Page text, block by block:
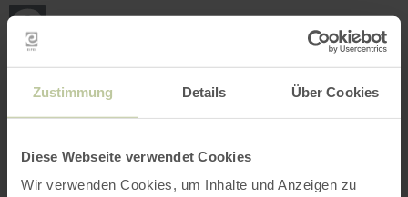
Zustimmung Details Über Cookies
Diese Webseite verwendet Cookies
Wir verwenden Cookies, um Inhalte und Anzeigen zu
Aller au contenu principal
Aller à la recherche
Aller à la navigation
Aller au pied de page
Retour
à
page
d'accueil
RECHERCHE MENU
L'offre de loisirs listée ci-dessous a été publiée
par le prestataire Natur Pur - Eifel sur la
prestataire Natur Pur - Eifel est seul
responsable du contenu.